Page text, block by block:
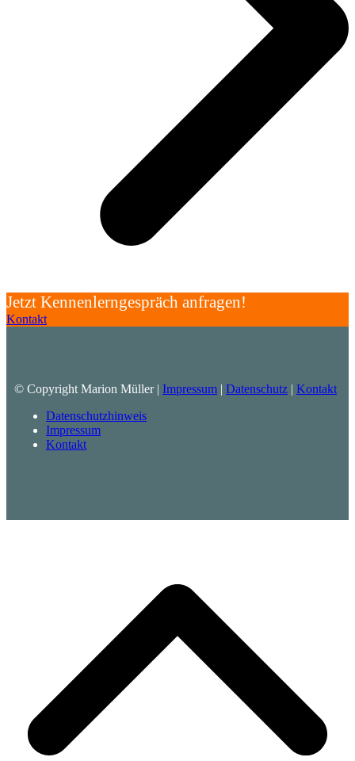
Jetzt Kennenlerngespräch anfragen!
Kontakt
© Copyright Marion Müller | Impressum | Datenschutz | Kontakt
Datenschutzhinweis
Impressum
Kontakt